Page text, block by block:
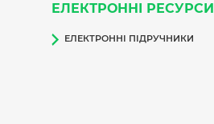
ЕЛЕКТРОННІ РЕСУРСИ
ЕЛЕКТРОННІ ПІДРУЧНИКИ